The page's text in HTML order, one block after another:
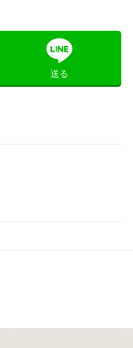
送る